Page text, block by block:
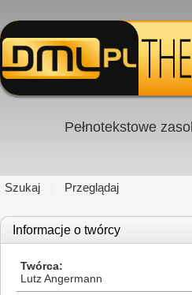
Pełnotekstowe
Szukaj Przeglądaj
Informacje o twórcy
Twórca
Lutz Angermann